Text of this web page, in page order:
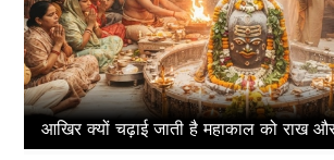
आखिर क्यों चढ़ाई जाती है महाकाल को राख